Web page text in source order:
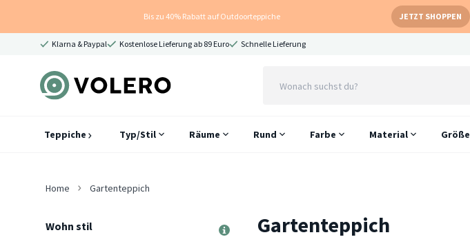
Bis zu 40% Rabatt auf Outdoorteppiche JETZT SHOPPEN
Klarna & Paypal Kostenlose Lieferung ab 89 Euro Schnelle Lieferung
Teppiche Typ/Stil Räume Rund Farbe Material Größe
Home Gartenteppich
Wohn stil
Gartenteppich